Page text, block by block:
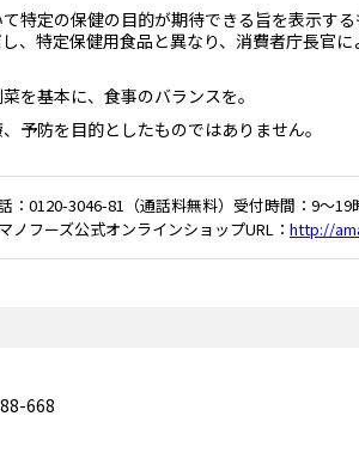
特定の保健の目的が期待できる旨を表示す
、特定保健用食品と異なり、消費者庁長官
を基本に、食事のバランスを。
予防を目的としたものではありません。
： 0120-3046-81 （通話料無料）受付時間：9～
ノフーズ公式オンラインショップURL： http://
668